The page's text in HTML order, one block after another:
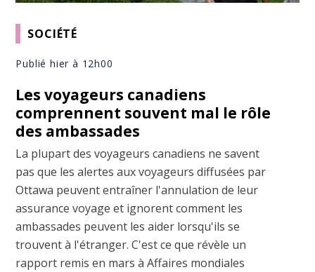
SOCIÉTÉ
Publié hier à 12h00
Les voyageurs canadiens
comprennent souvent mal le rôle
des ambassades
La plupart des voyageurs canadiens ne savent
pas que les alertes aux voyageurs diffusées par
Ottawa peuvent entraîner l'annulation de leur
assurance voyage et ignorent comment les
ambassades peuvent les aider lorsqu'ils se
trouvent à l'étranger. C'est ce que révèle un
rapport remis en mars à Affaires mondiales